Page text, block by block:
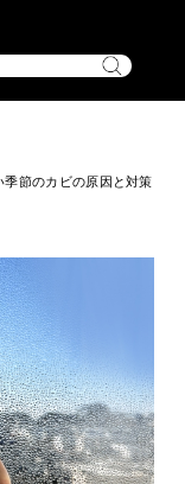
節のカビの原因と対策